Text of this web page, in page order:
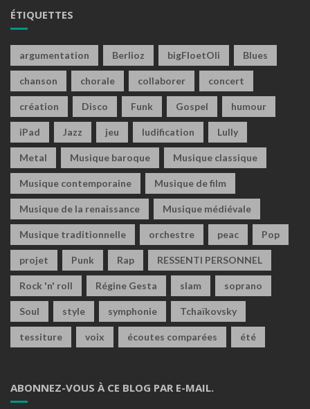
ÉTIQUETTES
argumentation Berlioz bigFloetOli Blues
chanson chorale collaborer concert
création Disco Funk Gospel humour
iPad Jazz jeu ludification Lully
Metal Musique baroque Musique classique
Musique contemporaine Musique de film
Musique de la renaissance Musique médiévale
Musique traditionnelle orchestre peac Pop
projet Punk Rap RESSENTI PERSONNEL
Rock 'n' roll Régine Gesta slam soprano
Soul style symphonie Tchaïkovsky
tessiture voix écoutes comparées été
ABONNEZ-VOUS À CE BLOG PAR E-MAIL.